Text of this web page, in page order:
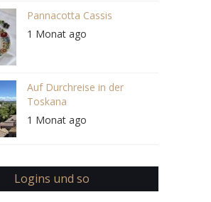
Pannacotta Cassis
1 Monat ago
Auf Durchreise in der
Toskana
1 Monat ago
Logins und so